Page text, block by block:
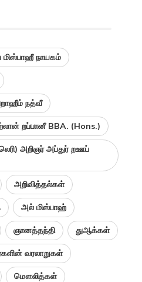
மிஸ்பாஹீ நாயகம்
நத்வீ
றப்பானீ BBA. (Hons.)
அறிஞர் அப்துர் றஊப்
அறிவித்தல்கள்
அல் மிஸ்பாஹ்
ஞானத்தந்தி துஆக்கள்
வரலாறுகள்
மௌலித்கள்